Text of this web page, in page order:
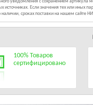
источниках. Если значения тех или иных
сроках поставки на нашем сайте
100% Товаров
сертифицировано